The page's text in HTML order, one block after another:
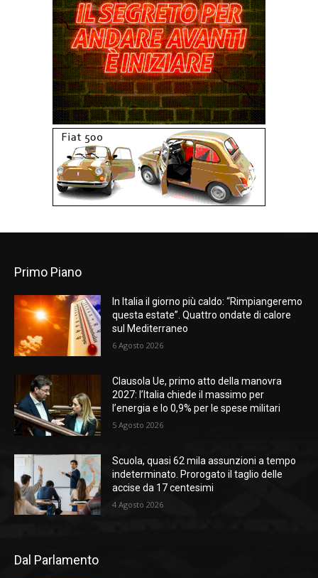
Primo Piano
In Italia il giorno più caldo: “Rimpiangeremo
questa estate”. Quattro ondate di calore
sul Mediterraneo
6 Agosto 2026
Clausola Ue, primo atto della manovra
2027: l’Italia chiede il massimo per
l’energia e lo 0,9% per le spese militari
5 Agosto 2026
Scuola, quasi 62 mila assunzioni a tempo
indeterminato. Prorogato il taglio delle
accise da 17 centesimi
4 Agosto 2026
Dal Parlamento